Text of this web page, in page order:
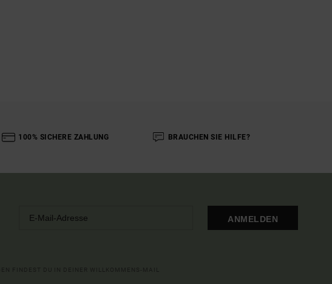
100% SICHERE ZAHLUNG BRAUCHEN SIE HILFE?
ANMELDEN